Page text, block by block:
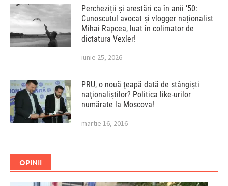
Percheziții și arestări ca în anii ’50:
Cunoscutul avocat și vlogger naționalist
Mihai Rapcea, luat în colimator de
dictatura Vexler!
iunie 25, 2026
PRU, o nouă ţeapă dată de stângişti
naţionaliştilor? Politica like-urilor
numărate la Moscova!
martie 16, 2016
OPINII